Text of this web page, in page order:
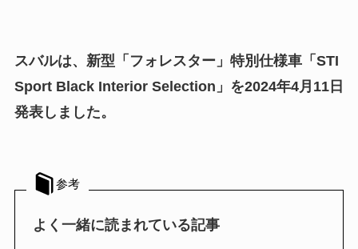
スバルは、新型「フォレスター」特別仕様車「STI
Sport Black Interior Selection」を2024年4月11日
発表しました。
参考
よく一緒に読まれている記事